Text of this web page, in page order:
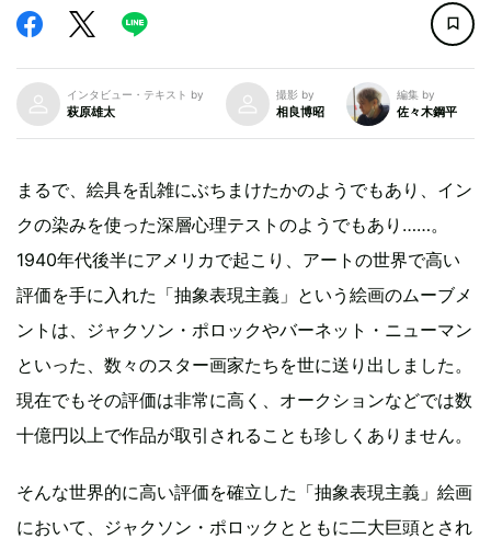
インタビュー・テキスト by
萩原雄太
撮影 by
相良博昭
編集 by
佐々木鋼平
まるで、絵具を乱雑にぶちまけたかのようでもあり、イン
クの染みを使った深層心理テストのようでもあり……。
1940年代後半にアメリカで起こり、アートの世界で高い
評価を手に入れた「抽象表現主義」という絵画のムーブメ
ントは、ジャクソン・ポロックやバーネット・ニューマン
といった、数々のスター画家たちを世に送り出しました。
現在でもその評価は非常に高く、オークションなどでは数
十億円以上で作品が取引されることも珍しくありません。
そんな世界的に高い評価を確立した「抽象表現主義」絵画
において、ジャクソン・ポロックとともに二大巨頭とされ